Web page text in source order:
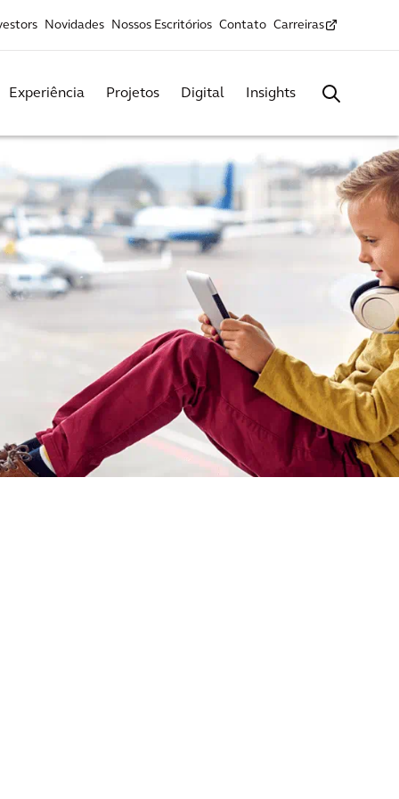
Novidades Nossos Escritórios Contato Carreiras
Experiência Projetos Digital Insights